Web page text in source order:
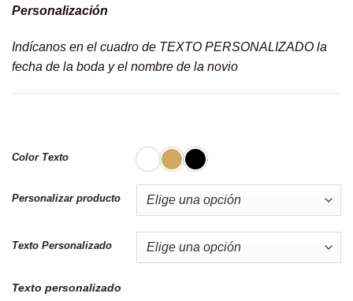
Personalización
Indícanos en el cuadro de TEXTO PERSONALIZADO la
fecha de la boda y el nombre de la novio
Color Texto
Personalizar producto
Texto Personalizado
Texto personalizado